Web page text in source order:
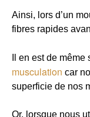
Ainsi, lors d’un
fibres rapides
Il en est de
musculation car
superficie de nos
Or, lorsque nous